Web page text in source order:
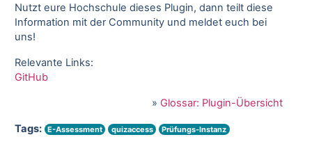
Nutzt eure Hochschule dieses Plugin, dann teilt diese
Information mit der Community und meldet euch bei
uns!
Relevante Links:
GitHub
» Glossar: Plugin-Übersicht
Tags: E-Assessment quizaccess Prüfungs-Instanz